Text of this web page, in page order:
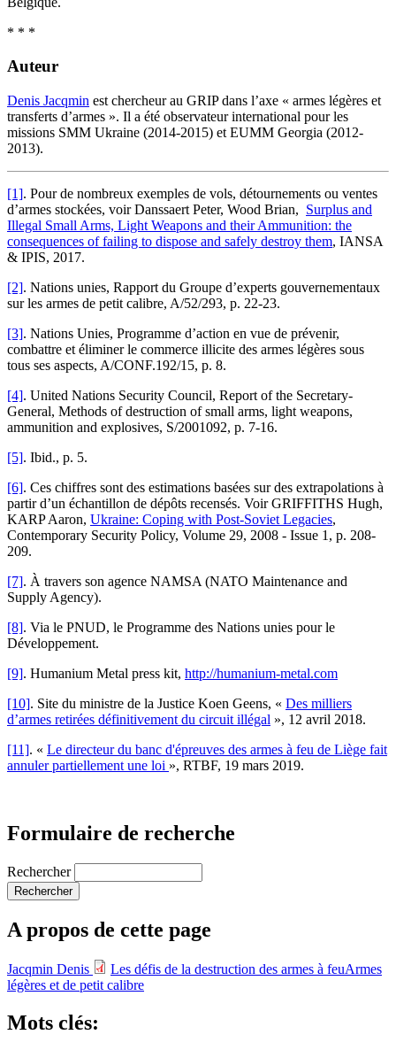
* * *
Auteur
Denis Jacqmin est chercheur au GRIP dans l’axe « armes légères et
transferts d’armes ». Il a été observateur international pour les
missions SMM Ukraine (2014-2015) et EUMM Georgia (2012-
2013).
[1]. Pour de nombreux exemples de vols, détournements ou ventes
d’armes stockées, voir Danssaert Peter, Wood Brian, Surplus and
Illegal Small Arms, Light Weapons and their Ammunition: the
consequences of failing to dispose and safely destroy them, IANSA
& IPIS, 2017.
[2]. Nations unies, Rapport du Groupe d’experts gouvernementaux
sur les armes de petit calibre, A/52/293, p. 22-23.
[3]. Nations Unies, Programme d’action en vue de prévenir,
combattre et éliminer le commerce illicite des armes légères sous
tous ses aspects, A/CONF.192/15, p. 8.
[4]. United Nations Security Council, Report of the Secretary-
General, Methods of destruction of small arms, light weapons,
ammunition and explosives, S/2001092, p. 7-16.
[5]. Ibid., p. 5.
[6]. Ces chiffres sont des estimations basées sur des extrapolations à
partir d’un échantillon de dépôts recensés. Voir GRIFFITHS Hugh,
KARP Aaron, Ukraine: Coping with Post-Soviet Legacies,
Contemporary Security Policy, Volume 29, 2008 - Issue 1, p. 208-
209.
[7]. À travers son agence NAMSA (NATO Maintenance and
Supply Agency).
[8]. Via le PNUD, le Programme des Nations unies pour le
Développement.
[9]. Humanium Metal press kit, http://humanium-metal.com
[10]. Site du ministre de la Justice Koen Geens, « Des milliers
d’armes retirées définitivement du circuit illégal », 12 avril 2018.
[11]. « Le directeur du banc d'épreuves des armes à feu de Liège fait
annuler partiellement une loi », RTBF, 19 mars 2019.
Formulaire de recherche
Rechercher
A propos de cette page
Jacqmin Denis Les défis de la destruction des armes à feuArmes
légères et de petit calibre
Mots clés: